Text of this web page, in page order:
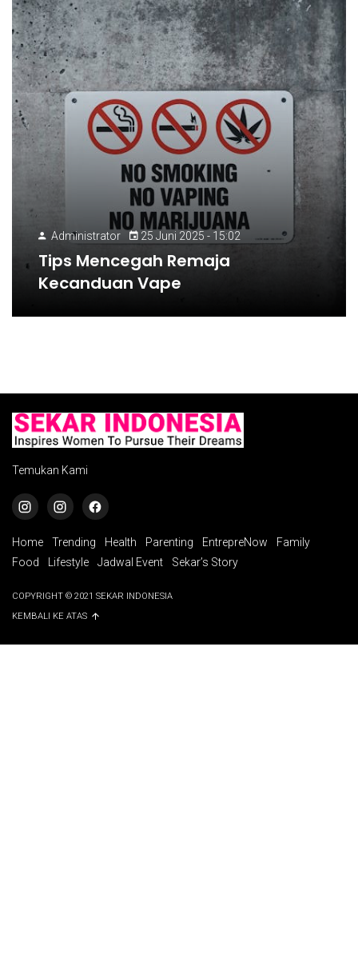
Administrator 25 Juni 2025 - 15:02
Tips Mencegah Remaja
Kecanduan Vape
Temukan Kami
Home Trending Health Parenting EntrepreNow
Family
Food
Lifestyle Jadwal Event Sekar’s Story
COPYRIGHT © 2021 SEKAR INDONESIA
KEMBALI KE ATAS